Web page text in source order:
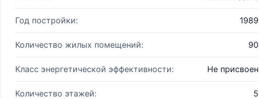
Год постройки: 1989
Количество жилых помещений: 90
Класс энергетической эффективности: Не присвоен
Количество этажей: 5